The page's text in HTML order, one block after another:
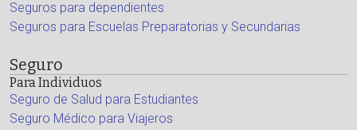
Seguros para dependientes
Seguros para Escuelas Preparatorias y Secundarias
Seguro
Para Individuos
Seguro de Salud para Estudiantes
Seguro Médico para Viajeros